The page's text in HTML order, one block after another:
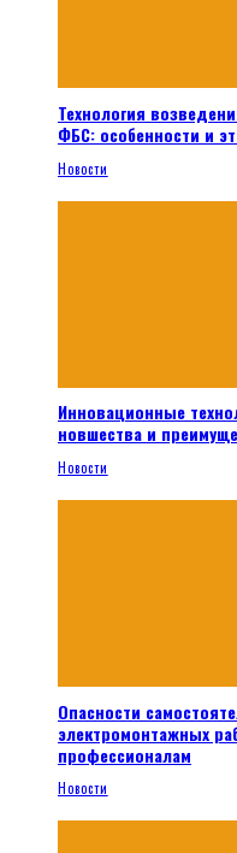
Технология
ФБС: особенности и
Новости
Инновационные
новшества и
Новости
Опасности
электромонтажных
профессионалам
Новости